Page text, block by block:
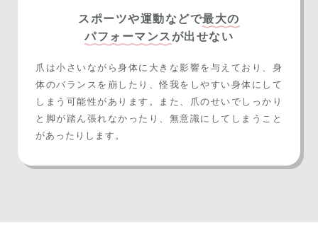
スポーツや運動などで最大の
パフォーマンス が出せない
爪は小さいながら身体に大きな影響を与えており、身
体のバランスを崩したり、怪我をしやすい身体にして
しまう可能性があります。また、爪のせいでしっかり
と脚が踏ん張れなかったり、無意識にしてしまうこと
があったりします。